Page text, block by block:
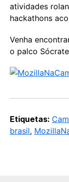
atividades
hackathons
Venha
o palco
Etiquetas:
brasil,